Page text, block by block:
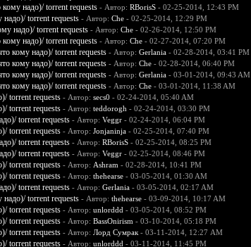
надо)/ torrent requests - Автор: RBorisS- 02-25-2014, 12:43 PM
надо)/ torrent requests - Автор: Che- 02-25-2014, 12:29 PM
надо)/ torrent requests - Автор: Che- 02-26-2014, 12:50 PM
надо)/ torrent requests - Автор: Che- 02-27-2014, 07:20 PM
кому надо)/ torrent requests - Автор: Gerlania- 02-28-2014, 03:41 PM
кому надо)/ torrent requests - Автор: Che- 02-28-2014, 06:40 PM
кому надо)/ torrent requests - Автор: Gerlania- 03-01-2014, 09:43 AM
кому надо)/ torrent requests - Автор: Che- 03-01-2014, 11:38 AM
torrent requests - Автор: secs0 - 02-24-2014, 05:40 AM
torrent requests - Автор: teddorogh - 02-24-2014, 03:30 PM
torrent requests - Автор: Veggr- 02-24-2014, 06:04 PM
torrent requests - Автор: Jonjaninja- 02-25-2014, 07:40 PM
torrent requests - Автор: RBorisS- 02-25-2014, 08:25 PM
torrent requests - Автор: Veggr- 02-25-2014, 08:46 PM
torrent requests - Автор: Ashram - 02-28-2014, 10:41 PM
torrent requests - Автор: thehearse- 03-05-2014, 01:30 AM
torrent requests - Автор: Gerlania- 03-05-2014, 02:17 AM
надо)/ torrent requests - Автор: thehearse- 03-09-2014, 10:17 AM
torrent requests - Автор: unlorddd - 03-05-2014, 08:52 PM
torrent requests - Автор: BassOnirism - 03-10-2014, 05:18 PM
torrent requests - Автор: Лорд Сумрак- 03-11-2014, 12:27 AM
torrent requests - Автор: unlorddd - 03-11-2014, 11:45 PM